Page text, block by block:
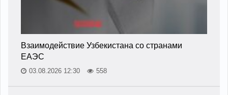
Взаимодействие Узбекистана со странами
ЕАЭС
03.08.2026 12:30 558